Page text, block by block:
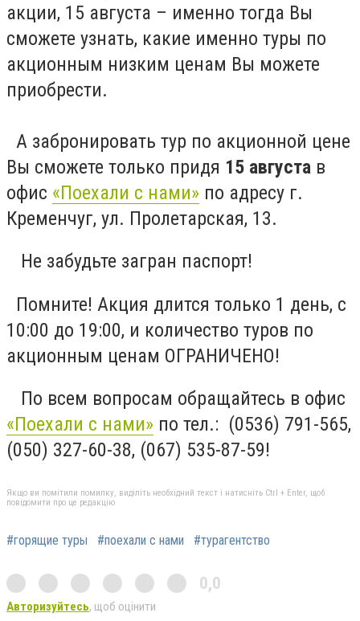
акции, 15 августа – именно тогда Вы
сможете узнать, какие именно туры по
акционным низким ценам Вы можете
приобрести.
А забронировать тур по акционной цене
Вы сможете только придя 15 августа в
офис «Поехали с нами» по адресу г.
Кременчуг, ул. Пролетарская, 13.
Не забудьте загран паспорт!
Помните! Акция длится только 1 день, с
10:00 до 19:00, и количество туров по
акционным ценам ОГРАНИЧЕНО!
По всем вопросам обращайтесь в офис
«Поехали с нами» по тел.: (0536) 791-565,
(050) 327-60-38, (067) 535-87-59!
Якщо ви помітили помилку, виділіть необхідний текст і натисніть Ctrl + Enter, щоб
повідомити про це редакцію
#горящие туры #поехали с нами #турагентство
0,0
Авторизуйтесь, щоб оцінити